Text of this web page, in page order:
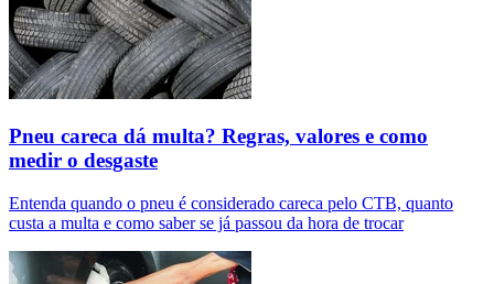
Pneu careca dá multa? Regras, valores e como
medir o desgaste
Entenda quando o pneu é considerado careca pelo CTB, quanto
custa a multa e como saber se já passou da hora de trocar